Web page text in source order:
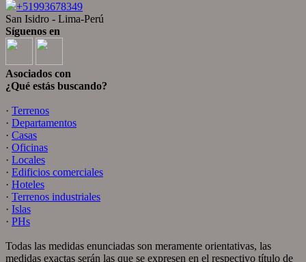
+51993678349
San Isidro - Lima-Perú
Síguenos en
Asociados con
¿Qué estás buscando?
· Terrenos
· Departamentos
· Casas
· Oficinas
· Locales
· Edificios comerciales
· Hoteles
· Terrenos industriales
· Islas
· PHs
Todas las medidas enunciadas son meramente orientativas, las
medidas exactas serán las que se expresen en el respectivo título de